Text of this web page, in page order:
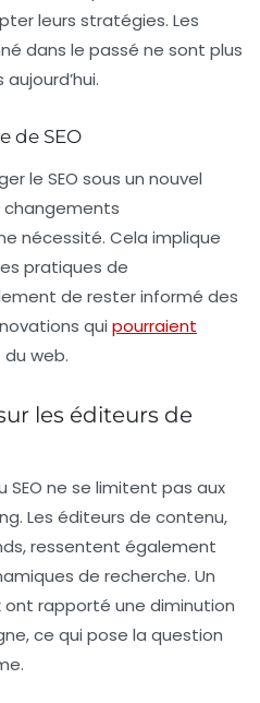
leurs stratégies. Les
dans le passé ne sont plus
de SEO
le SEO sous un nouvel
changements
nécessité. Cela implique
pratiques de
de rester informé des
qui pourraient
web.
les éditeurs de
SEO ne se limitent pas aux
Les éditeurs de contenu,
ressentent également
de recherche. Un
ont rapporté une diminution
ce qui pose la question